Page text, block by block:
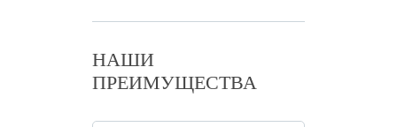
НАШИ
ПРЕИМУЩЕСТВА